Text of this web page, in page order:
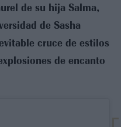
de su hija Salma,
de Sasha
cruce de estilos
de encanto